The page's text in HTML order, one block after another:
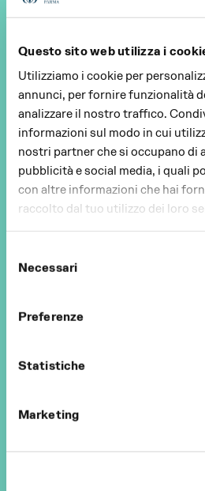
Questo sito web utilizza i
Utilizziamo i cookie per
annunci, per fornire funzionalità
analizzare il nostro traffico.
informazioni sul modo in cui
nostri partner che si occupano di
pubblicità e social media, i quali
con altre informazioni che hai
raccolto dal tuo utilizzo dei loro
delNecessari
Preferenze
Statistiche
Marketing